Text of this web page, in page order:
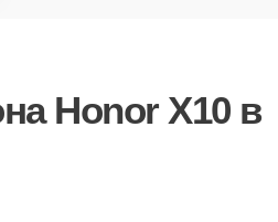
Honor X10в